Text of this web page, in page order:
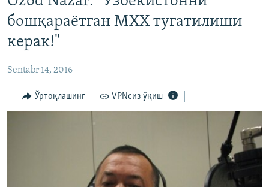
ўтинг
Қидиришга
ўтинг
OZODARXIV
На русском
ИЖТИМОИЙ ТАРМОҚЛАР
Озодлик бошқа тилларда
бошқараëтган МХХ тугатилиши
керак!"
Sentabr 14, 2016
Ўртоқлашинг VPNсиз ўқиш